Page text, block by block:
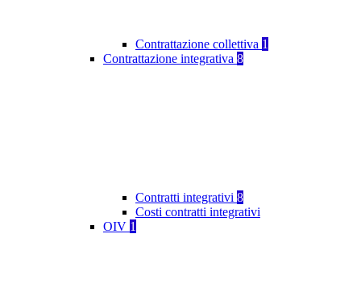
Contrattazione collettiva 1
Contrattazione integrativa 8
Contratti integrativi 8
Costi contratti integrativi
OIV 1